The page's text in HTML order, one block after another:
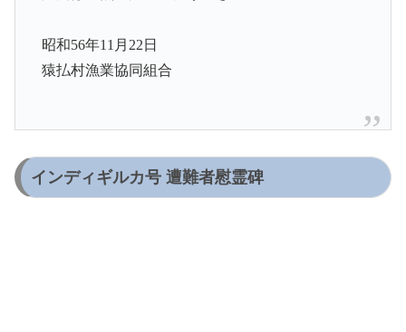
昭和56年11月22日
猿払村漁業協同組合
インディギルカ号 遭難者慰霊碑